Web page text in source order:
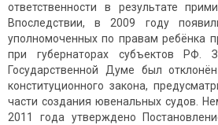
ответственности в результате
Впоследствии, в 2009 году
уполномоченных по правам ребёнка
при губернаторах субъектов
Государственной Думе был
конституционного закона,
части создания ювенальных судов.
2011 года утверждено